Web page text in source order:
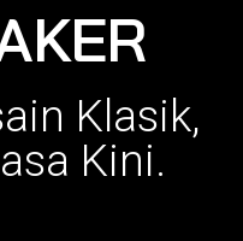
Klasik,
Kini.